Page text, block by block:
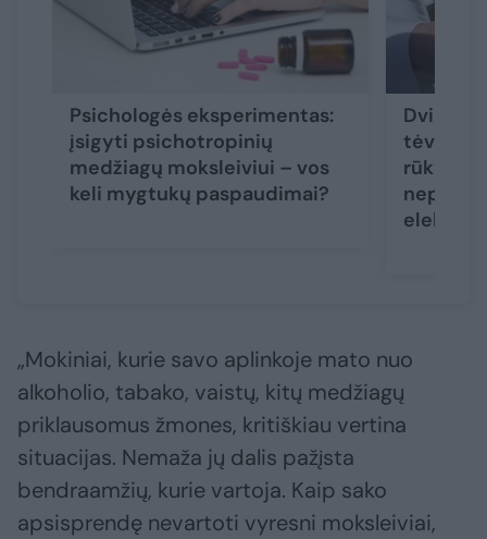
Psichologės eksperimentas:
įsigyti psichotropinių
medžiagų moksleiviui – vos
keli mygtukų paspaudimai?
Dvigubi
tėvai
rūkymo
„Mokiniai, kurie savo aplinkoje mato nuo
alkoholio, tabako, vaistų, kitų medžiagų
priklausomus žmones, kritiškiau vertina
situacijas. Nemaža jų dalis pažįsta
bendraamžių, kurie vartoja. Kaip sako
apsisprendę nevartoti vyresni moksleiviai,